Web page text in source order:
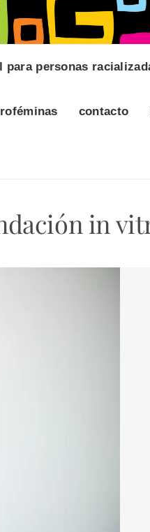
para personas
contacto
in